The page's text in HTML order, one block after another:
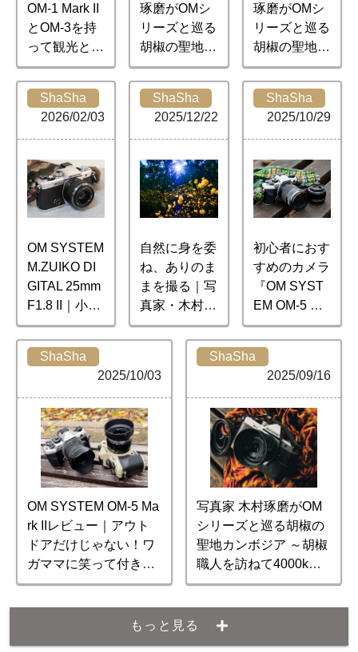
OM-1 Mark II
とOM-3を持
って観光と撮
影を楽しもう
栗林公園 撮
影会レポート
琢磨がOMシ
リーズと巡る
胡椒の聖地カ
ンボジア ～
再び訪れる乾
季の胡椒畑～
【中編】
琢磨がOMシ
リーズと巡る
胡椒の聖地カ
ンボジア ～
再び訪れる乾
季の胡椒畑～
【前編】
ShaSha
2026/02/03
OM SYSTEM
M.ZUIKO DI
GITAL 25mm
F1.8 II｜小型
軽量の標準レ
ンズで撮る旅
と日々
ShaSha
2025/12/22
自然に身を委
ね、ありのま
まを撮る｜写
真家・木村琢
磨が語る風景
写真の魅力
ShaSha
2025/10/29
初心者におす
すめのカメラ
『OM SYST
EM OM-5 Ma
rk II』｜写真
家 クキモト
ノリコ
ShaSha
2025/10/03
OM SYSTEM OM-5 Ma
rk IIレビュー｜アウト
ドアだけじゃない！ワ
ガママに笑って付き合
ってくれるタフでクー
ShaSha
2025/09/16
写真家 木村琢磨がOM
シリーズと巡る胡椒の
聖地カンボジア ～胡椒
職人を訪ねて4000km
～【後編】
もっと見る